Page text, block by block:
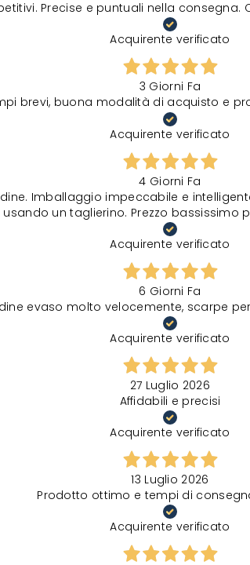
Precise e puntuali nella consegna.
Acquirente verificato
3 Giorni Fa
brevi, buona modalità di acquisto e
Acquirente verificato
4 Giorni Fa
Imballaggio impeccabile e
un taglierino. Prezzo bassissimo
Acquirente verificato
6 Giorni Fa
evaso molto velocemente, scarpe
Acquirente verificato
27 Luglio 2026
Affidabili e precisi
Acquirente verificato
13 Luglio 2026
Prodotto ottimo e tempi di
Acquirente verificato